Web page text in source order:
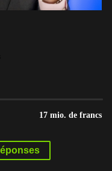
17 mio. de francs